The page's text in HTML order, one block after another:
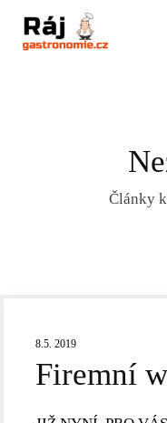
Články
8.5. 2019
Firemní